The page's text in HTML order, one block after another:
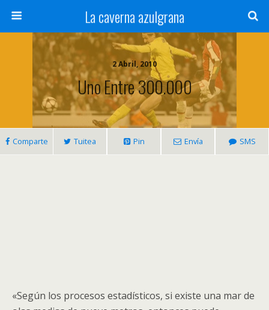
La caverna azulgrana
2 Abril, 2010
Uno Entre 300.000
Comparte Tuitea Pin Envía SMS
«Según los procesos estadísticos, si existe una mar de